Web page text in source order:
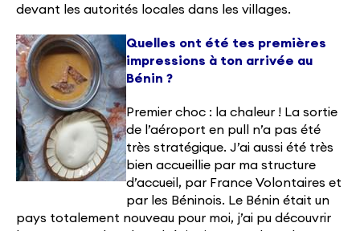
devant les autorités locales dans les villages.
Quelles ont été tes premières
impressions à ton arrivée au
Bénin ?
Premier choc : la chaleur ! La sortie
de l’aéroport en pull n’a pas été
très stratégique. J’ai aussi été très
bien accueillie par ma structure
d’accueil, par France Volontaires et
par les Béninois. Le Bénin était un
pays totalement nouveau pour moi, j’ai pu découvrir